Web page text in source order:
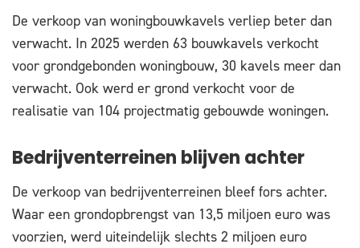
De verkoop van woningbouwkavels verliep beter dan
verwacht. In 2025 werden 63 bouwkavels verkocht
voor grondgebonden woningbouw, 30 kavels meer dan
verwacht. Ook werd er grond verkocht voor de
realisatie van 104 projectmatig gebouwde woningen.
Bedrijventerreinen blijven achter
De verkoop van bedrijventerreinen bleef fors achter.
Waar een grondopbrengst van 13,5 miljoen euro was
voorzien, werd uiteindelijk slechts 2 miljoen euro